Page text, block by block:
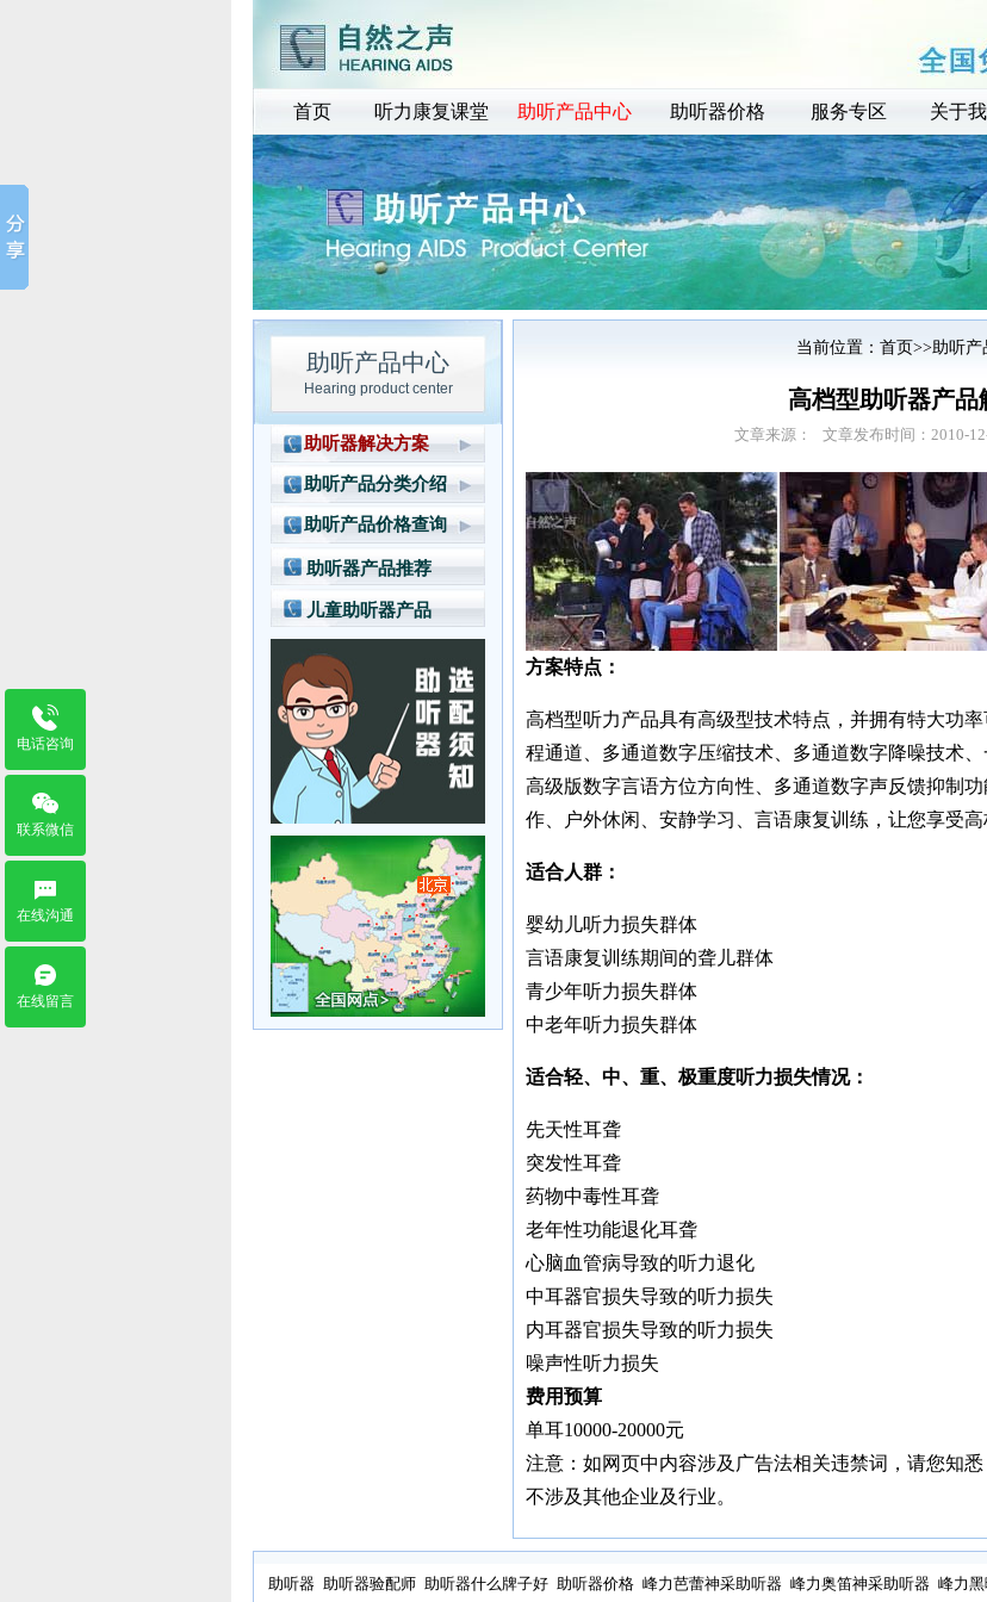
首页 听力康复课堂 助听产品中心 助听器价格 服务专区 关于
助听产品中心
Hearing product center
助听器解决方案
豪华 型产品方案
高档型产品方案
中档型产品方案
经济型产品方案
普及型产品方案
助听产品分类介绍
瑞士峰力助听器
美国斯达克助听器
丹麦奥迪康助听器
奥德声助听器
助听器配件产品
助听产品价格查询
索诺瓦AU系列价格
峰力助听器价格
瑞声达助听器价格
斯达克助听器价格
奥迪康助听器价格
奥德声助听器价格
助听器产品推荐
儿童助听器产品
当前位置： 首页>>助听产
高档型助听器产品
文章来源： 文章发布时间：2010-
方案特点：
高档型听力产品具有高级型技术特点，并拥有特大功
程通道、多通道数字压缩技术、多通道数字降噪技术
高级版数字言语方位方向性、多通道数字声反馈抑制
作、户外休闲、安静学习、言语康复训练，让您享受高
适合人群：
婴幼儿听力损失群体
言语康复训练期间的聋儿群体
青少年听力损失群体
中老年听力损失群体
适合轻、中、重、极重度听力损失情况：
先天性耳聋
突发性耳聋
药物中毒性耳聋
老年性功能退化耳聋
心脑血管病导致的听力退化
中耳器官损失导致的听力损失
内耳器官损失导致的听力损失
噪声性听力损失
费用预算
单耳10000-20000元
注意：如网页中内容涉及广告法相关违禁词，请您知
不涉及其他企业及行业。
助听器 助听器验配师 助听器什么牌子好 助听器价格 峰力芭蕾神采助听器 峰力奥笛神采助听器 峰力
电话咨询
联系微信
在线沟通
在线留言